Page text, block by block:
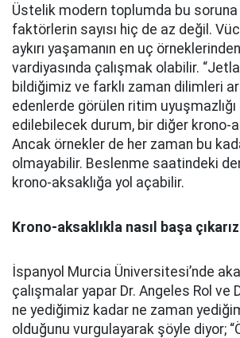
Üstelik modern toplumda bu soruna
faktörlerin sayısı hiç de az değil.
aykırı yaşamanın en uç
vardiyasında çalışmak olabilir.
bildiğimiz ve farklı zaman dilimleri
edenlerde görülen ritim
edilebilecek durum, bir diğer krono-
Ancak örnekler de her zaman bu
olmayabilir. Beslenme saatindeki
krono-aksaklığa yol açabilir.
Krono-aksaklıkla nasıl başa
İspanyol Murcia Üniversitesi’nde
çalışmalar yapar Dr. Angeles Rol ve
ne yediğimiz kadar ne zaman
olduğunu vurgulayarak şöyle diyor;